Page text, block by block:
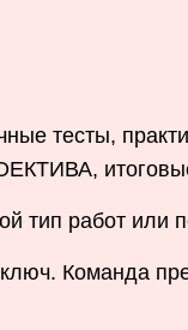
тесты,
тип работ или
Команда